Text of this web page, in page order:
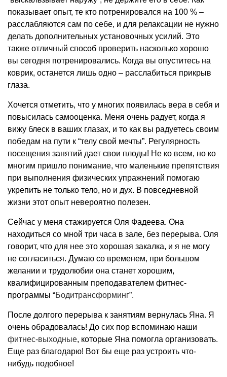
показывает опыт, те кто потренировался на 100 % –
расслабляются сам по себе, и для релаксации не нужно
делать дополнительных установочных усилий. Это
также отличный способ проверить насколько хорошо
вы сегодня потренировались. Когда вы опуститесь на
коврик, останется лишь одно – расслабиться прикрыв
глаза.
Хочется отметить, что у многих появилась вера в себя и
повысилась самооценка. Меня очень радует, когда я
вижу блеск в ваших глазах, и то как вы радуетесь своим
победам на пути к “телу свой мечты”. Регулярность
посещения занятий дает свои плоды! Не ко всем, но ко
многим пришло понимание, что маленькие препятствия
при выполнения физических упражнений помогаю
укрепить не только тело, но и дух. В повседневной
жизни этот опыт невероятно полезен.
Сейчас у меня стажируется Оля Фадеева. Она
находиться со мной три часа в зале, без перерыва. Оля
говорит, что для нее это хорошая закалка, и я не могу
не согласиться. Думаю со временем, при большом
желании и трудолюбии она станет хорошим,
квалифицированным преподавателем фитнес-
программы “Бодитрансформинг”.
После долгого перерыва к занятиям вернулась Яна. Я
очень обрадовалась! До сих пор вспоминаю наши
фитнес-выходные, которые Яна помогла организовать.
Еще раз благодарю! Вот бы еще раз устроить что-
нибудь подобное!